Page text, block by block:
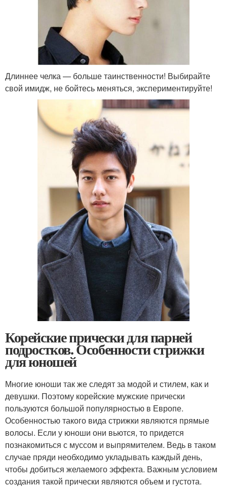
Длиннее челка — больше таинственности! Выбирайте
свой имидж, не бойтесь меняться, экспериментируйте!
Корейские прически для парней
подростков. Особенности стрижки
для юношей
Многие юноши так же следят за модой и стилем, как и
девушки. Поэтому корейские мужские прически
пользуются большой популярностью в Европе.
Особенностью такого вида стрижки являются прямые
волосы. Если у юноши они вьются, то придется
познакомиться с муссом и выпрямителем. Ведь в таком
случае пряди необходимо укладывать каждый день,
чтобы добиться желаемого эффекта. Важным условием
создания такой прически являются объем и густота.